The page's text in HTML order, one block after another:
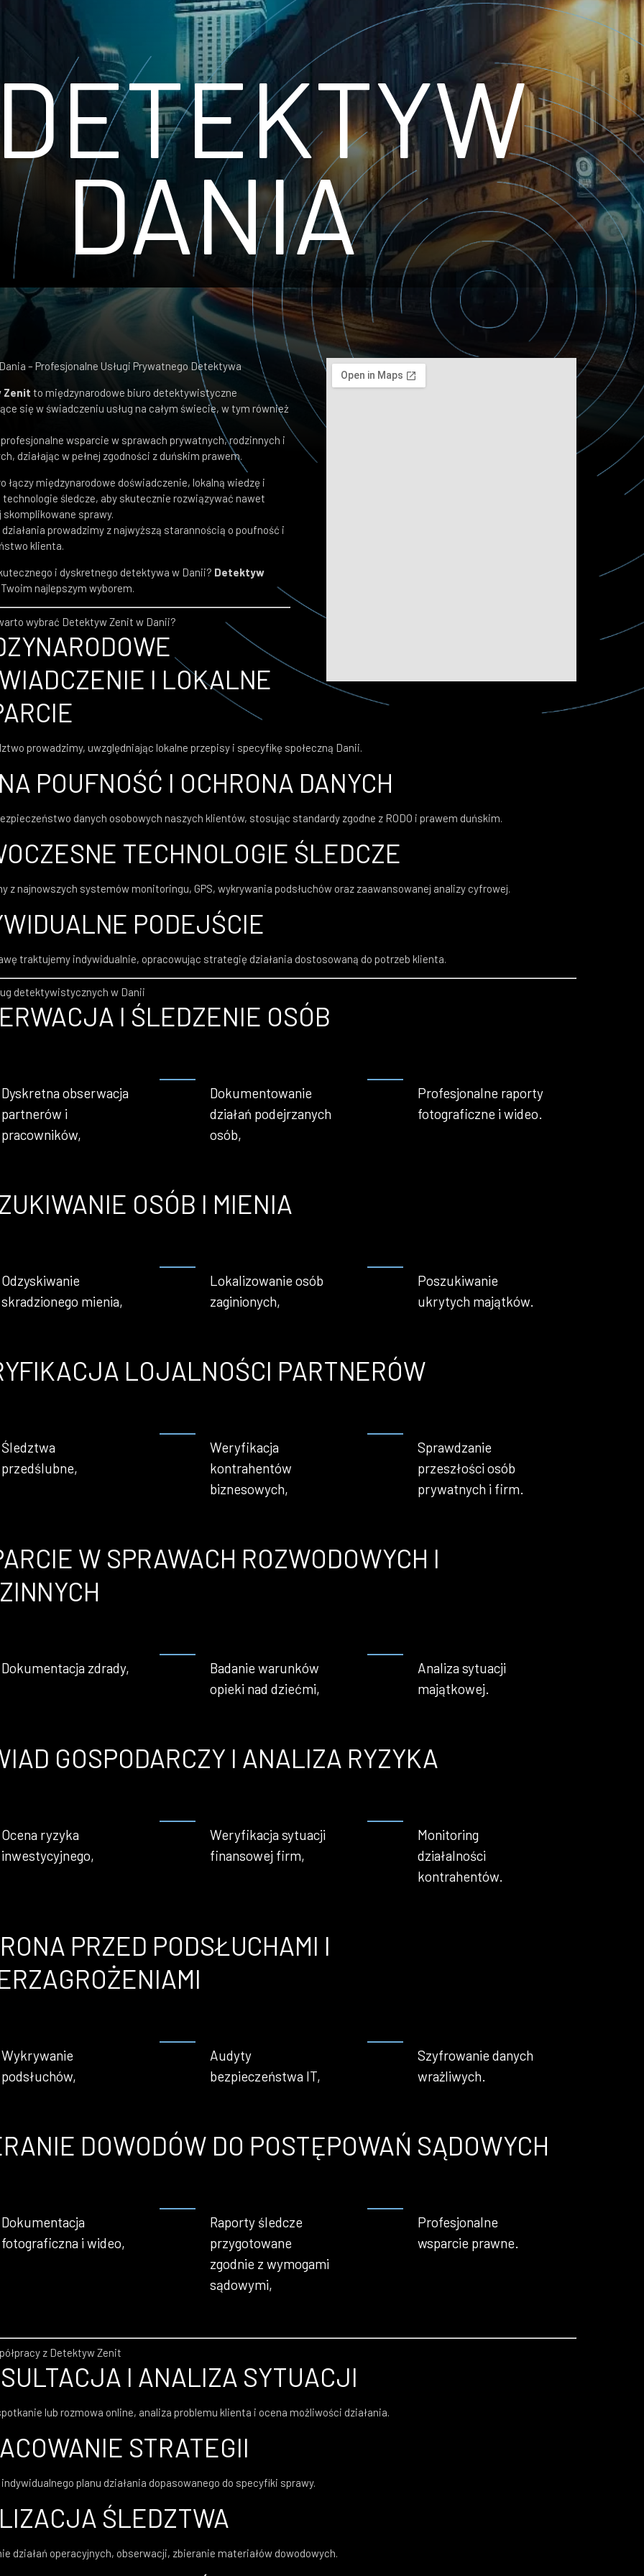
DANIA
– Profesjonalne Usługi Prywatnego Detektywa
Zenit to międzynarodowe biuro detektywistyczne
się w świadczeniu usług na całym świecie, w tym również
wsparcie w sprawach prywatnych, rodzinnych i
działając w pełnej zgodności z duńskim prawem.
łączy międzynarodowe doświadczenie, lokalną wiedzę i
technologie śledcze, aby skutecznie rozwiązywać nawet
skomplikowane sprawy.
prowadzimy z najwyższą starannością o poufność i
klienta.
i dyskretnego detektywa w Danii? Detektyw
najlepszym wyborem.
wybrać Detektyw Zenit w Danii?
I LOKALNE
prowadzimy, uwzględniając lokalne przepisy i specyfikę społeczną Danii.
POUFNOŚĆ I OCHRONA DANYCH
danych osobowych naszych klientów, stosując standardy zgodne z RODO i prawem duńskim.
TECHNOLOGIE ŚLEDCZE
z najnowszych systemów monitoringu, GPS, wykrywania podsłuchów oraz zaawansowanej analizy cyfrowej.
PODEJŚCIE
traktujemy indywidualnie, opracowując strategię działania dostosowaną do potrzeb klienta.
detektywistycznych w Danii
I ŚLEDZENIE OSÓB
Dyskretna obserwacja
partnerów i
pracowników,
Dokumentowanie
działań podejrzanych
osób,
Profesjonalne raporty
fotograficzne i wideo.
OSÓB I MIENIA
Odzyskiwanie
skradzionego mienia,
Lokalizowanie osób
zaginionych,
Poszukiwanie
ukrytych majątków.
LOJALNOŚCI PARTNERÓW
Śledztwa
przedślubne,
Weryfikacja
kontrahentów
biznesowych,
Sprawdzanie
przeszłości osób
prywatnych i firm.
W SPRAWACH ROZWODOWYCH I
Dokumentacja zdrady,
Badanie warunków
opieki nad dziećmi,
Analiza sytuacji
majątkowej.
GOSPODARCZY I ANALIZA RYZYKA
Ocena ryzyka
inwestycyjnego,
Weryfikacja sytuacji
finansowej firm,
Monitoring
działalności
kontrahentów.
PRZED PODSŁUCHAMI I
Wykrywanie
podsłuchów,
Audyty
bezpieczeństwa IT,
Szyfrowanie danych
wrażliwych.
DOWODÓW DO POSTĘPOWAŃ SĄDOWYCH
Dokumentacja
fotograficzna i wideo,
Raporty śledcze
przygotowane
zgodnie z wymogami
sądowymi,
Profesjonalne
wsparcie prawne.
z Detektyw Zenit
I ANALIZA SYTUACJI
lub rozmowa online, analiza problemu klienta i ocena możliwości działania.
STRATEGII
planu działania dopasowanego do specyfiki sprawy.
ŚLEDZTWA
działań operacyjnych, obserwacji, zbieranie materiałów dowodowych.